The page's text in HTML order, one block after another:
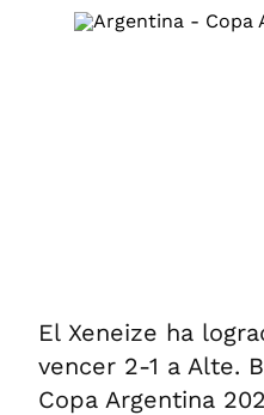
El Xeneize ha
vencer 2-1 a Alte.
Copa Argentina